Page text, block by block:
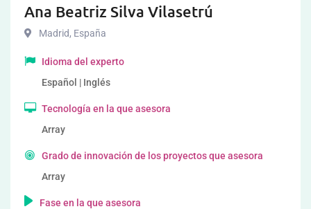
Ana Beatriz Silva Vilasetrú
Madrid, España
Idioma del experto
Español | Inglés
Tecnología en la que asesora
Array
Grado de innovación de los proyectos que asesora
Array
Fase en la que asesora